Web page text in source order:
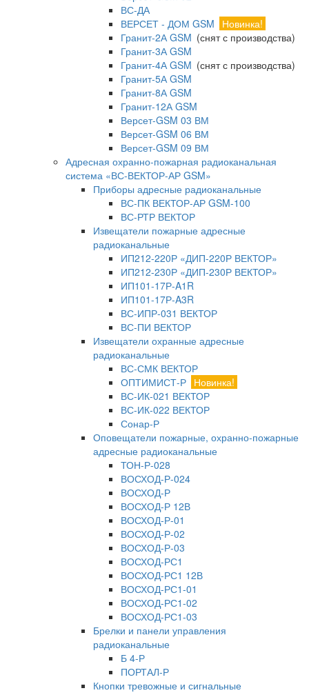
ВС-ДА
ВЕРСЕТ - ДОМ GSM
Новинка!
Гранит-2А GSM (снят с производства)
Гранит-3А GSM
Гранит-4А GSM (снят с производства)
Гранит-5А GSM
Гранит-8А GSM
Гранит-12А GSM
Версет-GSM 03 ВМ
Версет-GSM 06 ВМ
Версет-GSM 09 ВМ
Адресная охранно-пожарная радиоканальная
система «ВС-ВЕКТОР-АР GSM»
Приборы адресные радиоканальные
ВС-ПК ВЕКТОР-АР GSM-100
ВС-РТР ВЕКТОР
Извещатели пожарные адресные
радиоканальные
ИП212-220Р «ДИП-220Р ВЕКТОР»
ИП212-230Р «ДИП-230Р ВЕКТОР»
ИП101-17Р-A1R
ИП101-17Р-A3R
ВС-ИПР-031 ВЕКТОР
ВС-ПИ ВЕКТОР
Извещатели охранные адресные
радиоканальные
ВС-СМК ВЕКТОР
ОПТИМИСТ-Р Новинка!
ВС-ИК-021 ВЕКТОР
ВС-ИК-022 ВЕКТОР
Сонар-Р
Оповещатели пожарные, охранно-пожарные
адресные радиоканальные
ТОН-Р-028
ВОСХОД-Р-024
ВОСХОД-Р
ВОСХОД-Р 12В
ВОСХОД-Р-01
ВОСХОД-Р-02
ВОСХОД-Р-03
ВОСХОД-РС1
ВОСХОД-РС1 12В
ВОСХОД-РС1-01
ВОСХОД-РС1-02
ВОСХОД-РС1-03
Брелки и панели управления
радиоканальные
Б 4-Р
ПОРТАЛ-Р
Кнопки тревожные и сигнальные